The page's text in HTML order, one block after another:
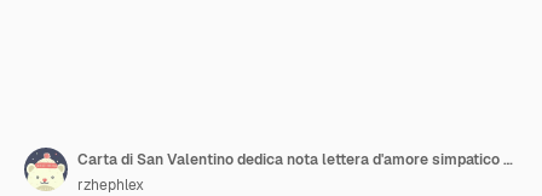
Carta di San Valentino dedica nota lettera d'amore simpatico cartone animato scandinavo design
rzhephlex